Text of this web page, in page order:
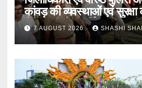
कांवड़ की व्यवस्थाओं एवं सुरक्षा
लेने बैरागी कैंप पार्किंग स्थल
देर रात्रि पहुंचे
7 AUGUST 2026 SHASHI